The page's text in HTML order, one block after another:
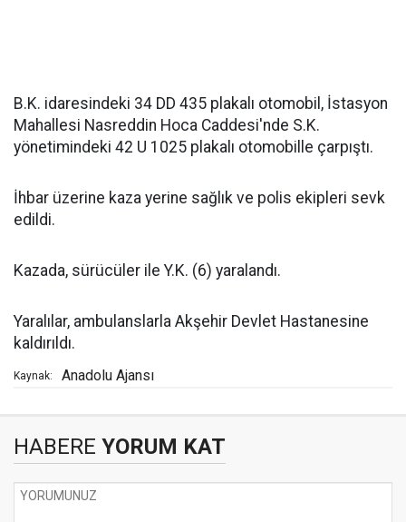
B.K. idaresindeki 34 DD 435 plakalı otomobil, İstasyon
Mahallesi Nasreddin Hoca Caddesi'nde S.K.
yönetimindeki 42 U 1025 plakalı otomobille çarpıştı.
İhbar üzerine kaza yerine sağlık ve polis ekipleri sevk
edildi.
Kazada, sürücüler ile Y.K. (6) yaralandı.
Yaralılar, ambulanslarla Akşehir Devlet Hastanesine
kaldırıldı.
Kaynak: Anadolu Ajansı
HABERE YORUM KAT